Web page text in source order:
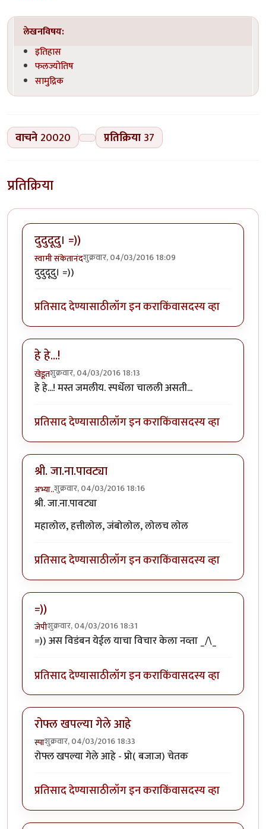
लेखनविषय:
इतिहास
फलज्योतिष
सामुद्रिक
वाचने 20020 प्रतिक्रिया 37
प्रतिक्रिया
दुदुदूदु। =))
स्वामी संकेतानंदशुक्रवार, 04/03/2016 18:09
दुदुदूदु। =))
प्रतिसाद देण्यासाठीलॉग इन कराकिंवासदस्य व्हा
हे हे...!
खेडूतशुक्रवार, 04/03/2016 18:13
हे हे...! मस्त जमलीय. स्पर्धेला चालली असती...
प्रतिसाद देण्यासाठीलॉग इन कराकिंवासदस्य व्हा
श्री. जा.ना.पावट्या
अभ्या..शुक्रवार, 04/03/2016 18:16
श्री. जा.ना.पावट्या
महालोल, हत्तीलोल, जंबोलोल, लोलच लोल
प्रतिसाद देण्यासाठीलॉग इन कराकिंवासदस्य व्हा
=))
जेपीशुक्रवार, 04/03/2016 18:31
=)) अस विडंबन येईल याचा विचार केला नव्ता _/\_
प्रतिसाद देण्यासाठीलॉग इन कराकिंवासदस्य व्हा
रोफ्ल खपल्या गेले आहे
स्पाशुक्रवार, 04/03/2016 18:33
रोफ्ल खपल्या गेले आहे - प्रो( बजाज) चेतक
प्रतिसाद देण्यासाठीलॉग इन कराकिंवासदस्य व्हा